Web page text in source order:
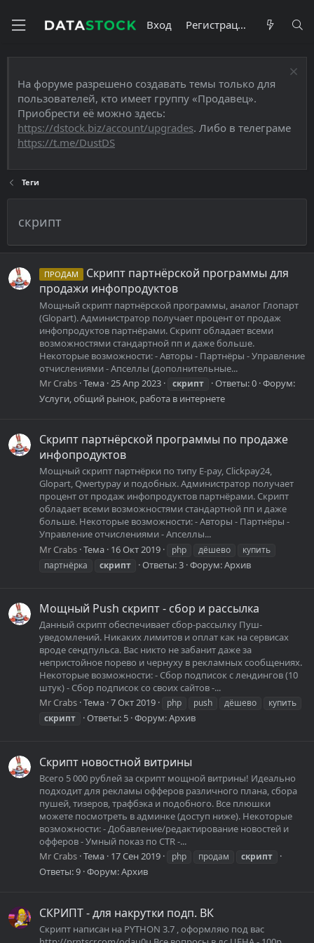
Вход Регистрация
На форуме разрешено создавать темы только для
пользователей, кто имеет группу «Продавец».
Приобрести её можно здесь:
https://dstock.biz/account/upgrades. Либо в телеграме
https://t.me/DustDS
Теги
скрипт
ПРОДАМ
Скрипт партнёрской программы для
продажи инфопродуктов
Мощный скрипт партнёрской программы, аналог Глопарт
(Glopart). Администратор получает процент от продаж
инфопродуктов партнёрами. Скрипт обладает всеми
возможностями стандартной пп и даже больше.
Некоторые возможности: - Авторы - Партнёры - Управление
отчислениями - Апселлы (дополнительные...
Mr Crabs Тема 25 Апр 2023 скрипт Ответы: 0 Форум:
Услуги, общий рынок, работа в интернете
Скрипт партнёрской программы по продаже
инфопродуктов
Мощный скрипт партнёрки по типу E-pay, Clickpay24,
Glopart, Qwertypay и подобных. Администратор получает
процент от продаж инфопродуктов партнёрами. Скрипт
обладает всеми возможностями стандартной пп и даже
больше. Некоторые возможности: - Авторы - Партнёры -
Управление отчислениями - Апселлы...
Mr Crabs Тема 16 Окт 2019 php дёшево
купить
партнёрка
скрипт Ответы: 3 Форум:Архив
Мощный Push скрипт - сбор и рассылка
Данный скрипт обеспечивает сбор-рассылку Пуш-
уведомлений. Никаких лимитов и оплат как на сервисах
вроде сендпульса. Вас никто не забанит даже за
непристойное порево и чернуху в рекламных сообщениях.
Некоторые возможности: - Сбор подписок с лендингов (10
штук) - Сбор подписок со своих сайтов -...
Mr Crabs Тема 7 Окт 2019 php push дёшево
купить
скрипт
Ответы: 5 Форум:Архив
Скрипт новостной витрины
Всего 5 000 рублей за скрипт мощной витрины! Идеально
подходит для рекламы офферов различного плана, сбора
пушей, тизеров, трафбэка и подобного. Все плюшки
можете посмотреть в админке (доступ ниже). Некоторые
возможности: - Добавление/редактирование новостей и
офферов - Умный показ по CTR -...
Mr Crabs Тема 17 Сен 2019 php продам скрипт
Ответы: 9 Форум:Архив
CКРИПТ - для накрутки подп. ВК
Cкрипт написан на PYTHON 3.7 , оформляю под вас